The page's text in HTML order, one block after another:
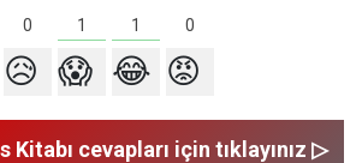
0 1 1 0
😥 😱 😂 😡
Kitabı cevapları için tıklayınız ▷